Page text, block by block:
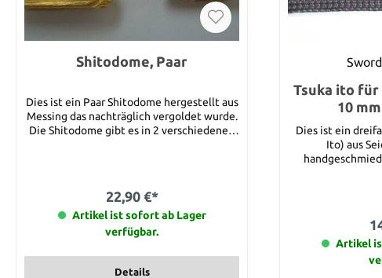
Shitodome, Paar
Dies ist ein Paar Shitodome hergestellt aus
Messing das nachträglich vergoldet wurde.
Die Shitodome gibt es in 2 verschiedenen
22,90 €*
Artikel ist sofort ab Lager
verfügbar.
Details
Tsuka ito für
10
Dies ist ein
Ito) aus
Bitte wählen Sie
Sie haben
1 Meter Tsuka
Artikel